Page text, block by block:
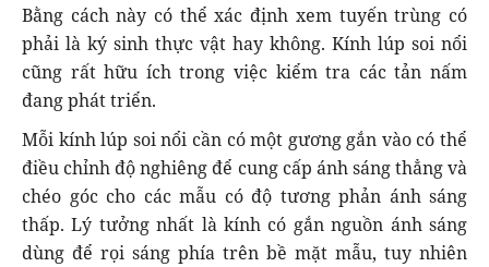
Bằng cách này có thể xác định xem tuyến trùng có
phải là ký sinh thực vật hay không. Kính lúp soi nổi
cũng rất hữu ích trong việc kiểm tra các tản nấm
đang phát triển.
Mỗi kính lúp soi nổi cần có một gương gắn vào có thể
điều chỉnh độ nghiêng để cung cấp ánh sáng thẳng và
chéo góc cho các mẫu có độ tương phản ánh sáng
thấp. Lý tưởng nhất là kính có gắn nguồn ánh sáng
dùng để rọi sáng phía trên bề mặt mẫu, tuy nhiên